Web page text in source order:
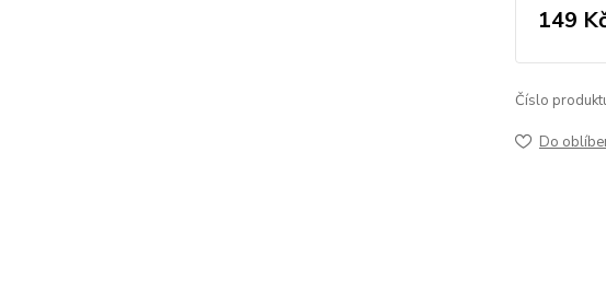
149
Číslo
Do